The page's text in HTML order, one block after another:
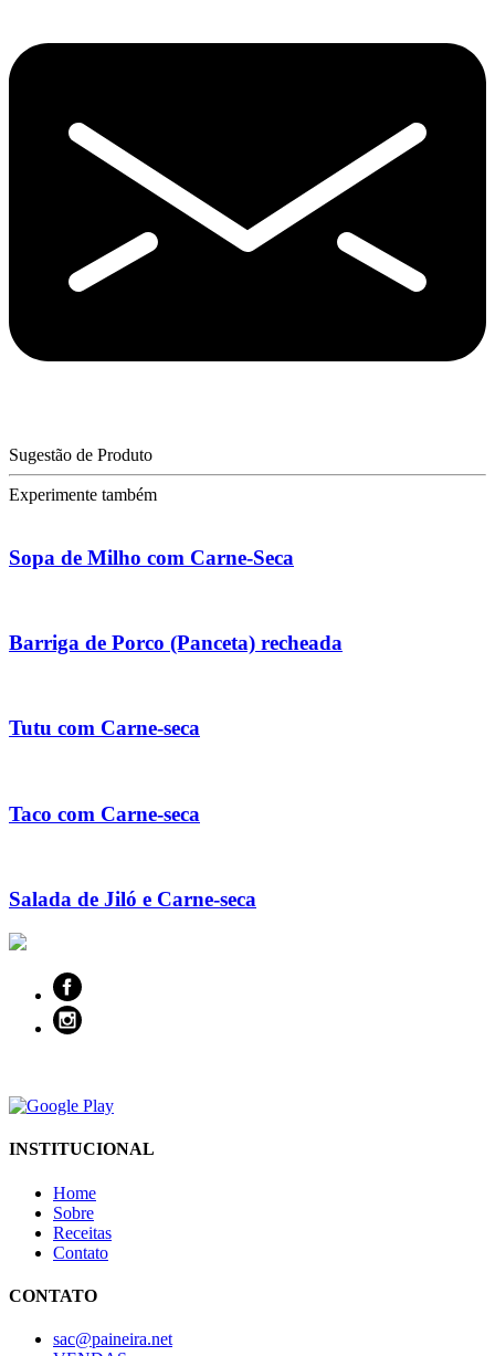
Sugestão de Produto
Experimente também
Sopa de Milho com Carne-Seca
Barriga de Porco (Panceta) recheada
Tutu com Carne-seca
Taco com Carne-seca
Salada de Jiló e Carne-seca
INSTITUCIONAL
Home
Sobre
Receitas
Contato
CONTATO
sac@paineira.net